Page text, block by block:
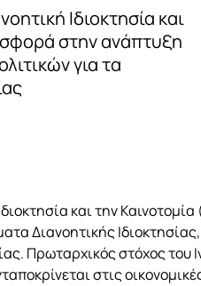
Ιδιοκτησία και
στην ανάπτυξη
για τα
και την
Διανοητικής
Πρωταρχικός στόχος
στις